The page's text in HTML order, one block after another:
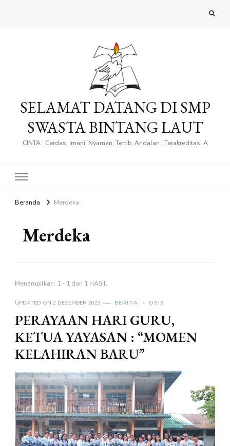
SELAMAT DATANG DI SMP
SWASTA BINTANG LAUT
CINTA : Cerdas, Imani, Nyaman, Tertib, Andalan | Terakreditasi A
Beranda Merdeka
Merdeka
Menampilkan: 1 - 1 dari 1 HASIL
UPDATED ON 2 DESEMBER 2023 BERITA OSIS
PERAYAAN HARI GURU,
KETUA YAYASAN : “MOMEN
KELAHIRAN BARU”